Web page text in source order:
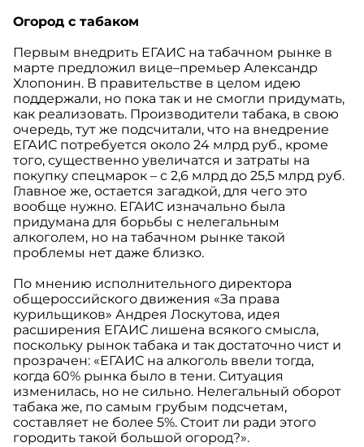
Огород с табаком
Первым внедрить ЕГАИС на табачном рынке в
марте предложил вице–премьер Александр
Хлопонин. В правительстве в целом идею
поддержали, но пока так и не смогли придумать,
как реализовать. Производители табака, в свою
очередь, тут же подсчитали, что на внедрение
ЕГАИС потребуется около 24 млрд руб., кроме
того, существенно увеличатся и затраты на
покупку спецмарок – с 2,6 млрд до 25,5 млрд руб.
Главное же, остается загадкой, для чего это
вообще нужно. ЕГАИС изначально была
придумана для борьбы с нелегальным
алкоголем, но на табачном рынке такой
проблемы нет даже близко.
По мнению исполнительного директора
общероссийского движения «За права
курильщиков» Андрея Лоскутова, идея
расширения ЕГАИС лишена всякого смысла,
поскольку рынок табака и так достаточно чист и
прозрачен: «ЕГАИС на алкоголь ввели тогда,
когда 60% рынка было в тени. Ситуация
изменилась, но не сильно. Нелегальный оборот
табака же, по самым грубым подсчетам,
составляет не более 5%. Стоит ли ради этого
городить такой большой огород?».